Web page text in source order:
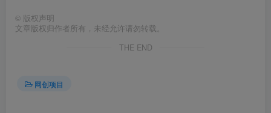
© 版权声明
文章版权归作者所有，未经允许请勿转载。
THE END
网创项目